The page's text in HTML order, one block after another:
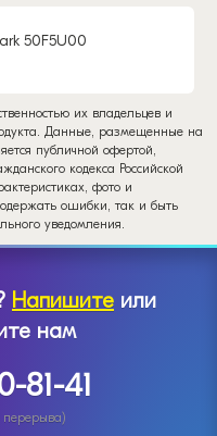
50F5U00
их владельцев и
Данные, размещенные на
публичной офертой,
кодекса Российской
фото и
ошибки, так и быть
уведомления.
Напишите или
нам
81-41
перерыва)